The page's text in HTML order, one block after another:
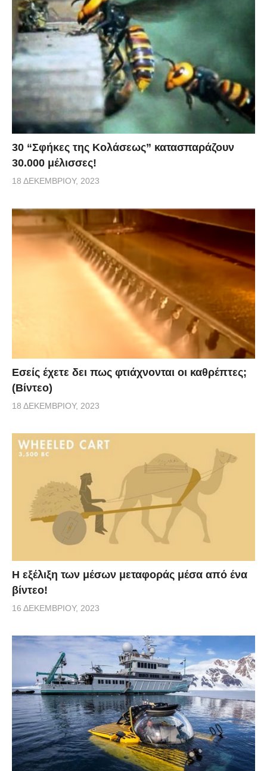
30 “Σφήκες της Κολάσεως” κατασπαράζουν
30.000 μέλισσες!
18 ΔΕΚΕΜΒΡΊΟΥ, 2023
Εσείς έχετε δει πως φτιάχνονται οι καθρέπτες;
(Βίντεο)
18 ΔΕΚΕΜΒΡΊΟΥ, 2023
Η εξέλιξη των μέσων μεταφοράς μέσα από ένα
βίντεο!
16 ΔΕΚΕΜΒΡΊΟΥ, 2023